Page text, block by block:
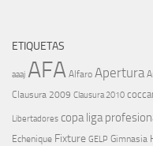
ETIQUETAS
aaaj AFA Alfaro Apertura
Clausura 2009 Clausura 2010
Libertadores copa liga
Echenique Fixture GELP Gimnasia